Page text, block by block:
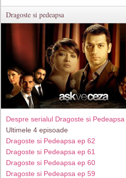
Dragoste si pedeapsa
Despre serialul Dragoste si Pedeapsa
Ultimele 4 episoade
Dragoste si Pedeapsa ep 62
Dragoste si Pedeapsa ep 61
Dragoste si Pedeapsa ep 60
Dragoste si Pedeapsa ep 59